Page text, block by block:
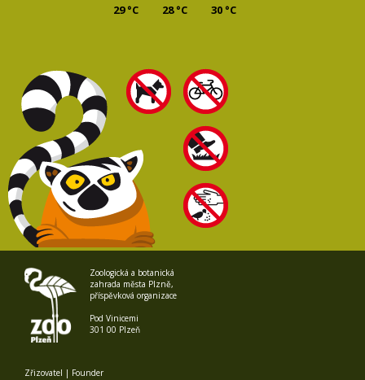
29 °C 28 °C 30 °C
Zoologická a botanická
zahrada města Plzně,
příspěvková organizace
Pod Vinicemi
301 00 Plzeň
Zřizovatel | Founder